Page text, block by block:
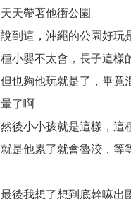
天天帶著他衝公園
說到這，沖繩的公園好玩
種小嬰不太會，長子這樣
但也夠他玩就是了，畢竟
暈了啊
然後小小孩就是這樣，這
就是他累了就會魯洨，等
最後我想了想到底幹嘛出